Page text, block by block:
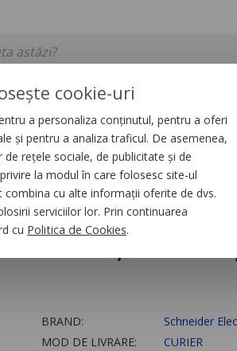
SERVICII DEVINO PARTENER
Rsb, 2 C/
BRAND:
Schneider
MOD DE LIVRARE:
CURIER
cookie-uri
a personaliza conținutul, pentru a oferi
și pentru a analiza traficul. De asemenea,
rețele sociale, de publicitate și de
la modul în care folosesc site-ul
combina cu alte informații oferite de dvs.
serviciilor lor. Prin continuarea
cu Politica de Cookies.